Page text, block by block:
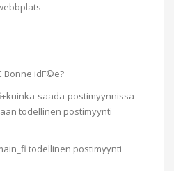
Bonne idГ©e?
saada-postimyynnissa-
todellinen postimyynti
todellinen postimyynti